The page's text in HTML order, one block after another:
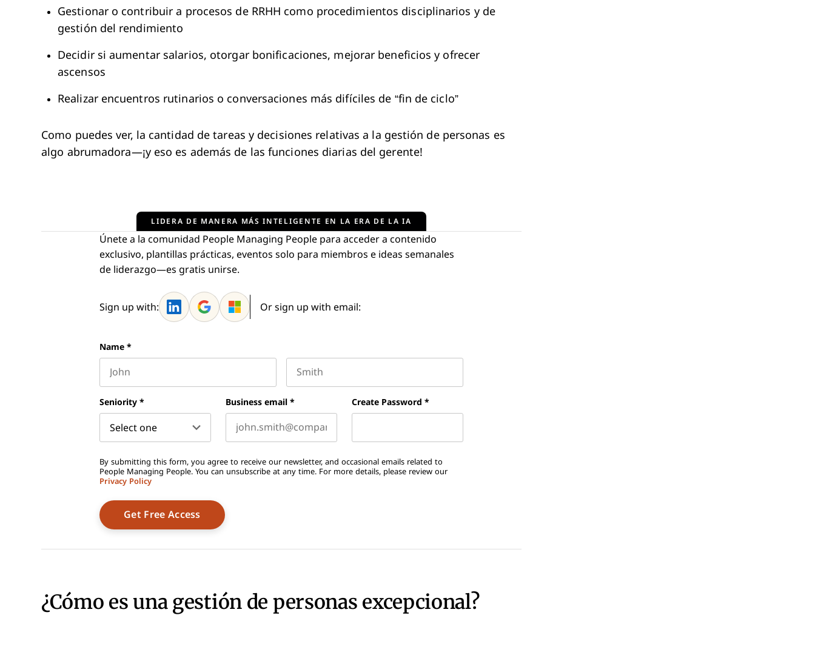
Gestionar o contribuir a procesos de RRHH como procedimientos disciplinarios y de
gestión del rendimiento
Decidir si aumentar salarios, otorgar bonificaciones, mejorar beneficios y ofrecer
ascensos
Realizar encuentros rutinarios o conversaciones más difíciles de “fin de ciclo”
Como puedes ver, la cantidad de tareas y decisiones relativas a la gestión de personas es
algo abrumadora—¡y eso es además de las funciones diarias del gerente!
LIDERA DE MANERA MÁS INTELIGENTE EN LA ERA DE LA IA
Únete a la comunidad People Managing People para acceder a contenido
exclusivo, plantillas prácticas, eventos solo para miembros e ideas semanales
de liderazgo—es gratis unirse.
Sign up with: Or sign up with email:
Name *
Seniority * Business email * Create Password *
By submitting this form, you agree to receive our newsletter, and occasional emails related to
People Managing People. You can unsubscribe at any time. For more details, please review our
Privacy Policy
¿Cómo es una gestión de personas excepcional?